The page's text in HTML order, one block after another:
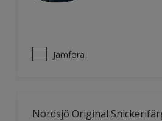
Jämföra
Nordsjö Original